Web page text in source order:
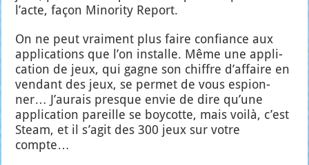
l’acte, façon Mino­ri­ty Report.
On ne peut vrai­ment plus faire confiance aux
appli­ca­tions que l’on ins­talle. Même une appli­
ca­tion de jeux, qui gagne son chiffre d’af­faire en
ven­dant des jeux, se per­met de vous espion­
ner… J’au­rais presque envie de dire qu’une
appli­ca­tion pareille se boy­cotte, mais voi­là, c’est
Steam, et il s’a­git des 300 jeux sur votre
compte…